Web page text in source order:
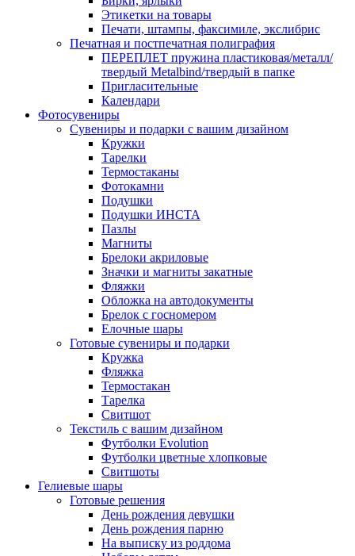
Этикетки на товары
Печати, штампы, факсимиле, экслибрис
Печатная и постпечатная полиграфия
ПЕРЕПЛЕТ пружина пластиковая/металл/
твердый Metalbind/твердый в папке
Пригласительные
Календари
Фотосувениры
Сувениры и подарки с вашим дизайном
Кружки
Тарелки
Термостаканы
Фотокамни
Подушки
Подушки ИНСТА
Пазлы
Магниты
Брелоки акриловые
Значки и магниты закатные
Фляжки
Обложка на автодокументы
Брелок с госномером
Елочные шары
Готовые сувениры и подарки
Кружка
Фляжка
Термостакан
Тарелка
Свитшот
Текстиль с вашим дизайном
Футболки Evolution
Футболки цветные хлопковые
Свитшоты
Гелиевые шары
Готовые решения
День рождения девушки
День рождения парню
На выписку из роддома